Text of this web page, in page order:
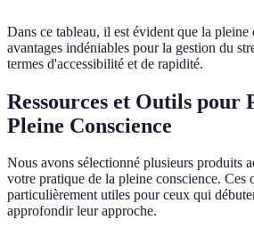
Dans ce tableau, il est évident que la pleine
avantages indéniables pour la gestion du
termes d'accessibilité et de rapidité.
Ressources et Outils pour
Pleine Conscience
Nous avons sélectionné plusieurs produits
votre pratique de la pleine conscience. Ces
particulièrement utiles pour ceux qui
approfondir leur approche.